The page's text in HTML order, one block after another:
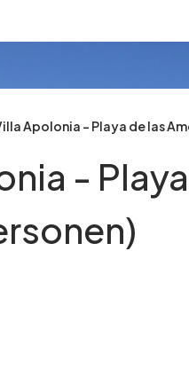
Apolonia - Playa de las
-